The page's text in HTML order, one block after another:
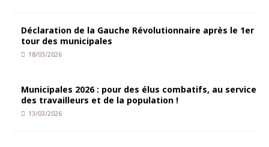
Déclaration de la Gauche Révolutionnaire après le 1er
tour des municipales
18/03/2026
Municipales 2026 : pour des élus combatifs, au service
des travailleurs et de la population !
13/03/2026